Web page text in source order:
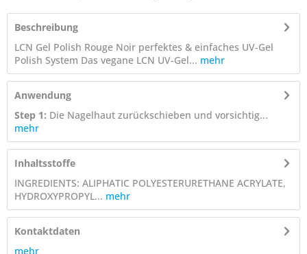
Beschreibung
LCN Gel Polish Rouge Noir perfektes & einfaches UV-Gel
Polish System Das vegane LCN UV-Gel... mehr
Anwendung
Step 1: Die Nagelhaut zurückschieben und vorsichtig...
mehr
Inhaltsstoffe
INGREDIENTS: ALIPHATIC POLYESTERURETHANE ACRYLATE,
HYDROXYPROPYL... mehr
Kontaktdaten
mehr